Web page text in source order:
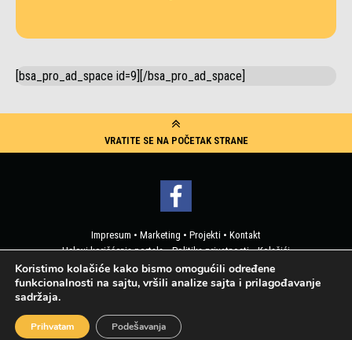
[bsa_pro_ad_space id=9][/bsa_pro_ad_space]
VRATITE SE NA POČETAK STRANE
Impresum • Marketing • Projekti • Kontakt
Uslovi korišćenja portala•Politika privatnosti•Kolačići
Pristup korisničkim podacima
Web design by Real Media Factory
Koristimo kolačiće kako bismo omogućili određene
funkcionalnosti na sajtu, vršili analize sajta i prilagođavanje
sadržaja.
Prihvatam Podešavanja